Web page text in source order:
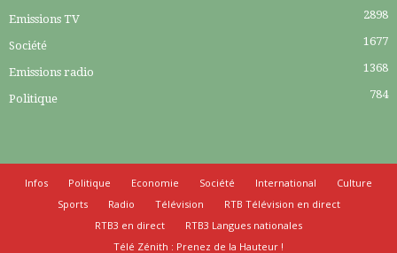
Emissions TV 2898
Société 1677
Emissions radio 1368
Politique 784
Infos Politique Economie Société International
Culture
Sports
Radio Télévision
RTB Télévision en direct
RTB3 en direct
RTB3 Langues nationales
Télé Zénith : Prenez de la Hauteur !